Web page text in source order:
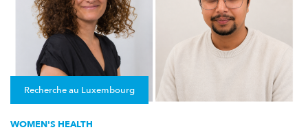
Recherche au Luxembourg
WOMEN'S HEALTH